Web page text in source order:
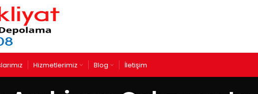
Hizmetlerimiz Blog İletişim